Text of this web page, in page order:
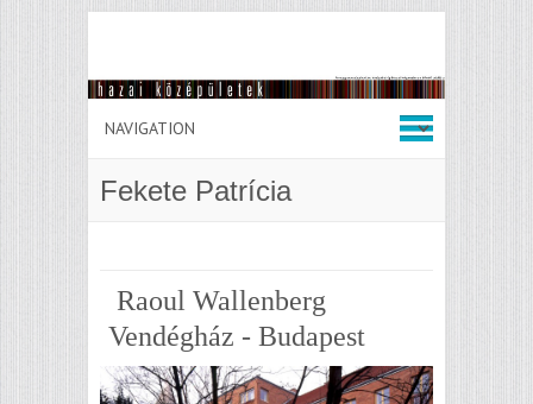
Fekete Patrícia
Raoul Wallenberg
Vendégház - Budapest